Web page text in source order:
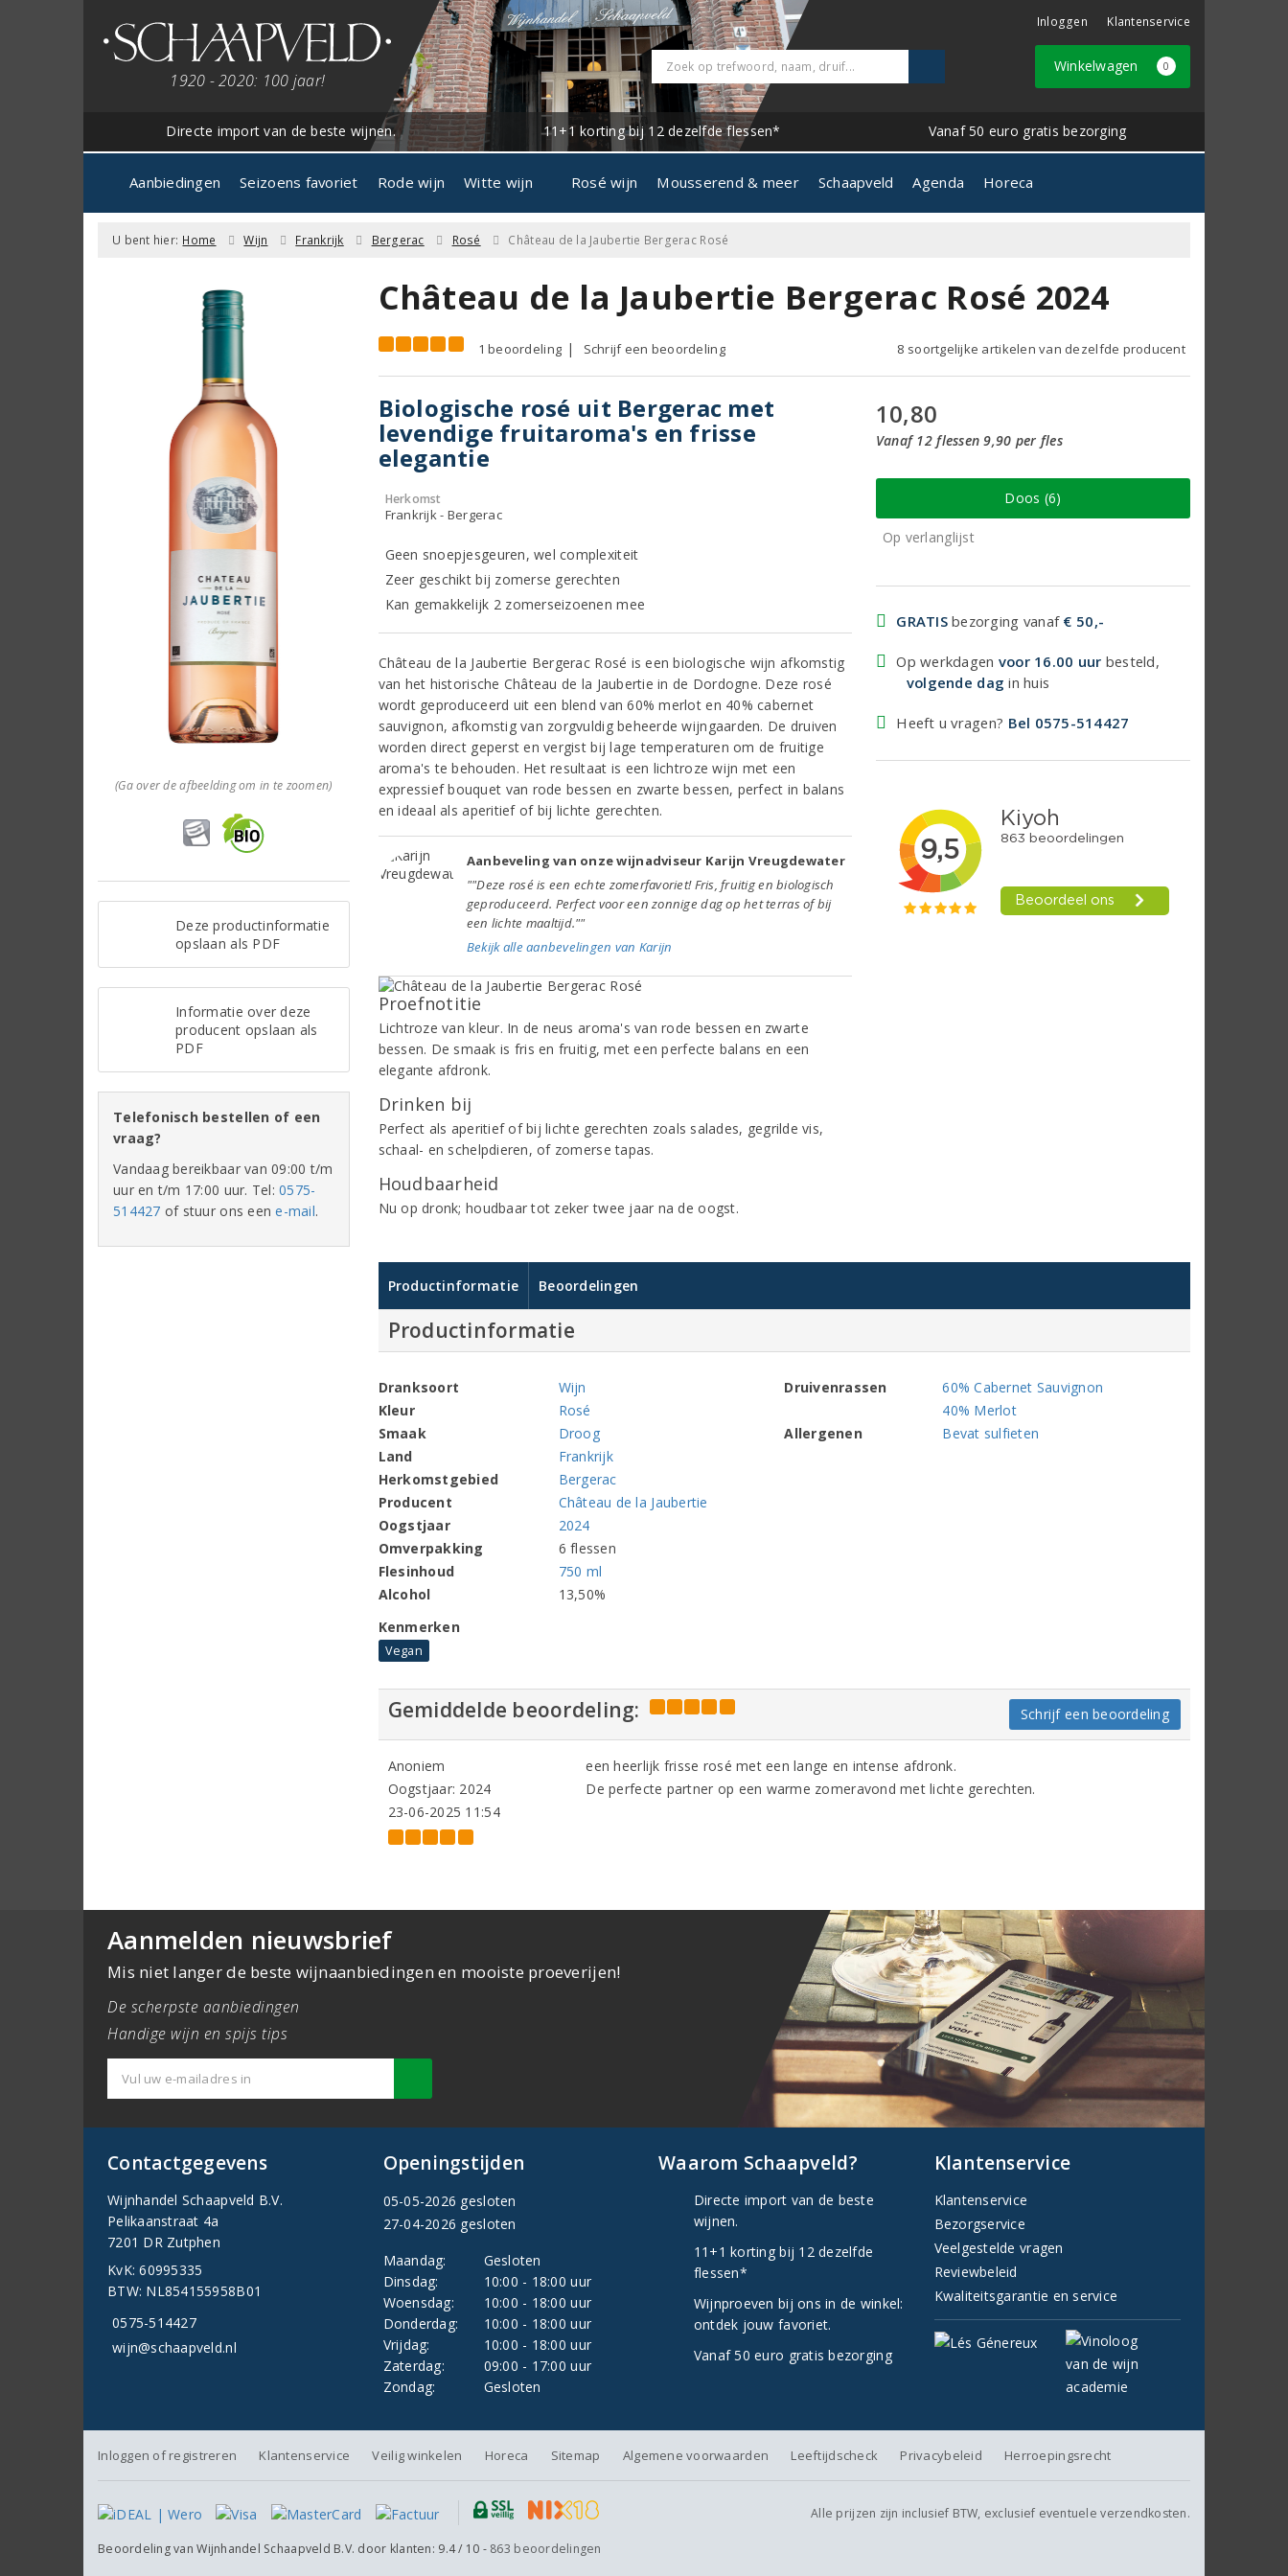
1920 - 2020: 100 jaar!
Inloggen Klantenservice
Winkelwagen 0
Directe import van de beste wijnen. 11+1 korting bij 12 dezelfde flessen* Vanaf 50 euro gratis bezorging
Aanbiedingen Seizoens favoriet Rode wijn Witte wijn Rosé wijn Mousserend & meer Schaapveld Agenda Horeca
U bent hier: Home Wijn Frankrijk Bergerac Rosé Château de la Jaubertie Bergerac Rosé
(Ga over de afbeelding om in te zoomen)
Deze productinformatie
opslaan als PDF
Informatie over deze
producent opslaan als
PDF
Telefonisch bestellen of een
vraag?
Vandaag bereikbaar van 09:00 t/m
uur en t/m 17:00 uur. Tel:0575-
514427 of stuur ons eene-mail.
Château de la Jaubertie Bergerac Rosé 2024
1 beoordeling Schrijf een beoordeling 8 soortgelijke artikelen van dezelfde producent
Biologische rosé uit Bergerac met
levendige fruitaroma's en frisse
elegantie
Herkomst
Frankrijk - Bergerac
Geen snoepjesgeuren, wel complexiteit
Zeer geschikt bij zomerse gerechten
Kan gemakkelijk 2 zomerseizoenen mee
Château de la Jaubertie Bergerac Rosé is een biologische wijn afkomstig
van het historische Château de la Jaubertie in de Dordogne. Deze rosé
wordt geproduceerd uit een blend van 60% merlot en 40% cabernet
sauvignon, afkomstig van zorgvuldig beheerde wijngaarden. De druiven
worden direct geperst en vergist bij lage temperaturen om de fruitige
aroma's te behouden. Het resultaat is een lichtroze wijn met een
expressief bouquet van rode bessen en zwarte bessen, perfect in balans
en ideaal als aperitief of bij lichte gerechten.
Aanbeveling van onze wijnadviseur Karijn Vreugdewater
""Deze rosé is een echte zomerfavoriet! Fris, fruitig en biologisch
geproduceerd. Perfect voor een zonnige dag op het terras of bij
een lichte maaltijd.""
Bekijk alle aanbevelingen van Karijn
Proefnotitie
Lichtroze van kleur. In de neus aroma's van rode bessen en zwarte
bessen. De smaak is fris en fruitig, met een perfecte balans en een
elegante afdronk.
Drinken bij
Perfect als aperitief of bij lichte gerechten zoals salades, gegrilde vis,
schaal- en schelpdieren, of zomerse tapas.
Houdbaarheid
Nu op dronk; houdbaar tot zeker twee jaar na de oogst.
10,80
Vanaf 12 flessen 9,90 per fles
Doos (6)
Op verlanglijst
GRATISbezorging vanaf € 50,-
Op werkdagen voor 16.00 uur besteld,
volgende dag in huis
Heeft u vragen? Bel 0575-514427
Productinformatie Beoordelingen
Productinformatie
Dranksoort
Wijn
Kleur
Rosé
Smaak
Droog
Land
Frankrijk
Herkomstgebied
Bergerac
Producent
Château de la Jaubertie
Oogstjaar
2024
Omverpakking
6 flessen
Flesinhoud
750 ml
Alcohol
13,50%
Druivenrassen
60% Cabernet Sauvignon
40% Merlot
Allergenen
Bevat sulfieten
Kenmerken
Vegan
Gemiddelde beoordeling: Schrijf een beoordeling
Anoniem
Oogstjaar: 2024
23-06-2025 11:54
een heerlijk frisse rosé met een lange en intense afdronk.
De perfecte partner op een warme zomeravond met lichte gerechten.
Aanmelden nieuwsbrief
Mis niet langer de beste wijnaanbiedingen en mooiste proeverijen!
De scherpste aanbiedingen
Handige wijn en spijs tips
Contactgegevens
Wijnhandel Schaapveld B.V.
Pelikaanstraat 4a
7201 DR Zutphen
KvK: 60995335
BTW: NL854155958B01
0575-514427
wijn@schaapveld.nl
Openingstijden
05-05-2026 gesloten
27-04-2026 gesloten
Maandag:
Gesloten
Dinsdag:
10:00 - 18:00 uur
Woensdag:
10:00 - 18:00 uur
Donderdag:
10:00 - 18:00 uur
Vrijdag:
10:00 - 18:00 uur
Zaterdag:
09:00 - 17:00 uur
Zondag:
Gesloten
Waarom Schaapveld?
Directe import van de beste
wijnen.
11+1 korting bij 12 dezelfde
flessen*
Wijnproeven bij ons in de winkel:
ontdek jouw favoriet.
Vanaf 50 euro gratis bezorging
Klantenservice
Klantenservice
Bezorgservice
Veelgestelde vragen
Reviewbeleid
Kwaliteitsgarantie en service
Inloggen of registreren Klantenservice Veilig winkelen Horeca Sitemap Algemene voorwaarden Leeftijdscheck Privacybeleid Herroepingsrecht
Alle prijzen zijn inclusief BTW, exclusief eventuele verzendkosten.
Beoordeling vanWijnhandel Schaapveld B.V. door klanten: 9.4/ 10 - 863 beoordelingen